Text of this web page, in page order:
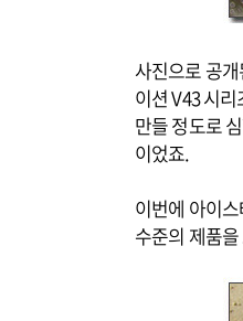
사진으로 공
이션 V43 시
만들 정도로
이었죠.
이번에 아이
수준의 제품